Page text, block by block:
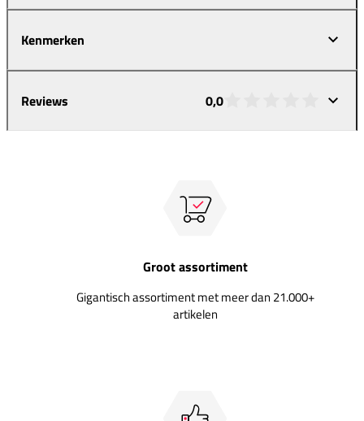
Kenmerken
Reviews 0,0
Groot assortiment
Gigantisch assortiment met meer dan 21.000+
artikelen